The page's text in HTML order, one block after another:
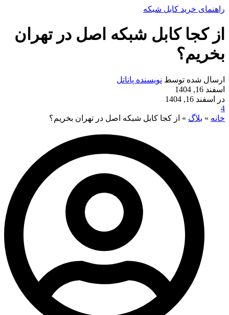
راهنمای خرید کابل شبکه
از کجا کابل شبکه اصل در تهران
بخریم؟
ارسال شده توسط نویسنده پاناتل
اسفند 16, 1404
در اسفند 16, 1404
4
خانه » بلاگ » از کجا کابل شبکه اصل در تهران بخریم؟